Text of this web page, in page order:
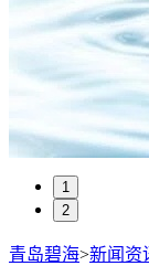
1
2
青岛碧海>新闻资